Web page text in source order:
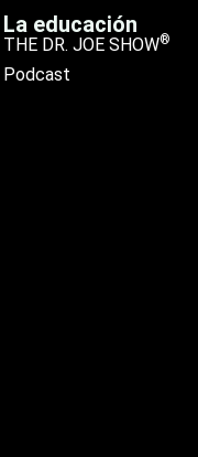
La educación
THE DR. JOE SHOW®
Podcast